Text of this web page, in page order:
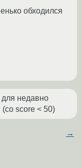
обходился
недавно
(со score < 50)
→